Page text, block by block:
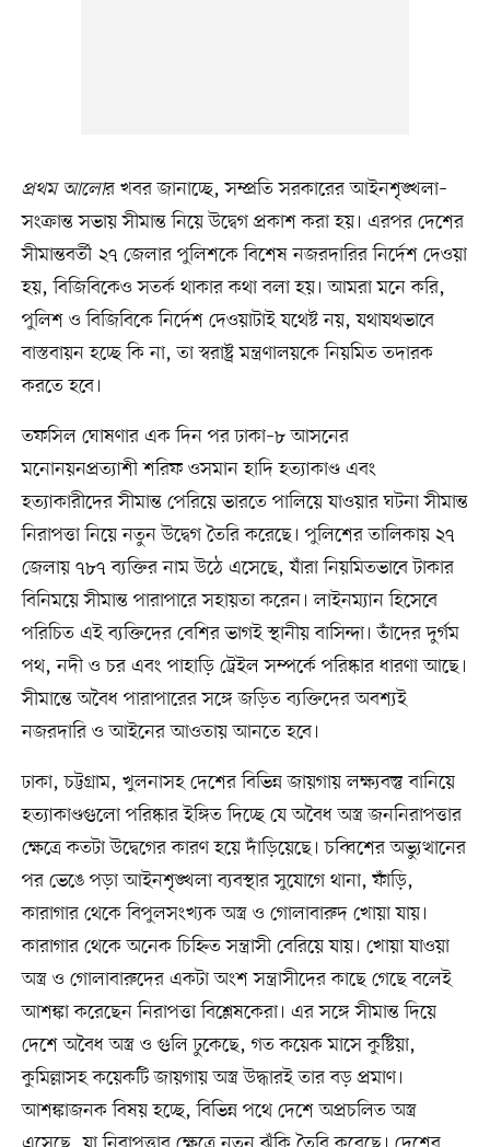
প্রথম আলোর খবর জানাচ্ছে, সম্প্রতি সরকারের আইনশৃঙ্খলা–
সংক্রান্ত সভায় সীমান্ত নিয়ে উদ্বেগ প্রকাশ করা হয়। এরপর দেশের
সীমান্তবর্তী ২৭ জেলার পুলিশকে বিশেষ নজরদারির নির্দেশ দেওয়া
হয়, বিজিবিকেও সতর্ক থাকার কথা বলা হয়। আমরা মনে করি,
পুলিশ ও বিজিবিকে নির্দেশ দেওয়াটাই যথেষ্ট নয়, যথাযথভাবে
বাস্তবায়ন হচ্ছে কি না, তা স্বরাষ্ট্র মন্ত্রণালয়কে নিয়মিত তদারক
করতে হবে।
তফসিল ঘোষণার এক দিন পর ঢাকা–৮ আসনের
মনোনয়নপ্রত্যাশী শরিফ ওসমান হাদি হত্যাকাণ্ড এবং
হত্যাকারীদের সীমান্ত পেরিয়ে ভারতে পালিয়ে যাওয়ার ঘটনা সীমান্ত
নিরাপত্তা নিয়ে নতুন উদ্বেগ তৈরি করেছে। পুলিশের তালিকায় ২৭
জেলায় ৭৮৭ ব্যক্তির নাম উঠে এসেছে, যাঁরা নিয়মিতভাবে টাকার
বিনিময়ে সীমান্ত পারাপারে সহায়তা করেন। লাইনম্যান হিসেবে
পরিচিত এই ব্যক্তিদের বেশির ভাগই স্থানীয় বাসিন্দা। তাঁদের দুর্গম
পথ, নদী ও চর এবং পাহাড়ি ট্রেইল সম্পর্কে পরিষ্কার ধারণা আছে।
সীমান্তে অবৈধ পারাপারের সঙ্গে জড়িত ব্যক্তিদের অবশ্যই
নজরদারি ও আইনের আওতায় আনতে হবে।
ঢাকা, চট্টগ্রাম, খুলনাসহ দেশের বিভিন্ন জায়গায় লক্ষ্যবস্তু বানিয়ে
হত্যাকাণ্ডগুলো পরিষ্কার ইঙ্গিত দিচ্ছে যে অবৈধ অস্ত্র জননিরাপত্তার
ক্ষেত্রে কতটা উদ্বেগের কারণ হয়ে দাঁড়িয়েছে। চব্বিশের অভ্যুত্থানের
পর ভেঙে পড়া আইনশৃঙ্খলা ব্যবস্থার সুযোগে থানা, ফাঁড়ি,
কারাগার থেকে বিপুলসংখ্যক অস্ত্র ও গোলাবারুদ খোয়া যায়।
কারাগার থেকে অনেক চিহ্নিত সন্ত্রাসী বেরিয়ে যায়। খোয়া যাওয়া
অস্ত্র ও গোলাবারুদের একটা অংশ সন্ত্রাসীদের কাছে গেছে বলেই
আশঙ্কা করেছেন নিরাপত্তা বিশ্লেষকেরা। এর সঙ্গে সীমান্ত দিয়ে
দেশে অবৈধ অস্ত্র ও গুলি ঢুকেছে, গত কয়েক মাসে কুষ্টিয়া,
কুমিল্লাসহ কয়েকটি জায়গায় অস্ত্র উদ্ধারই তার বড় প্রমাণ।
আশঙ্কাজনক বিষয় হচ্ছে, বিভিন্ন পথে দেশে অপ্রচলিত অস্ত্র